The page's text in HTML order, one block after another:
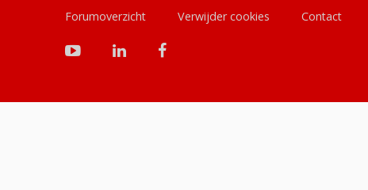
Forumoverzicht Verwijder cookies Contact